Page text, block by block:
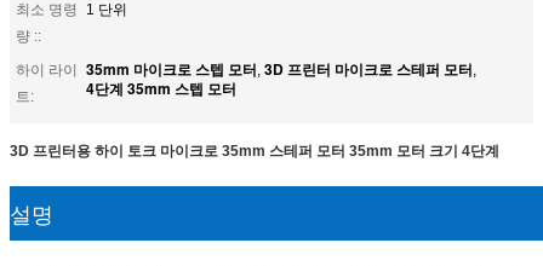
최소 명령
량 ::
1 단위
하이 라이
트:
35mm 마이크로 스텝 모터, 3D 프린터 마이크로 스테퍼 모터,
4단계 35mm 스텝 모터
3D 프린터용 하이 토크 마이크로 35mm 스테퍼 모터 35mm 모터 크기 4단계
설명